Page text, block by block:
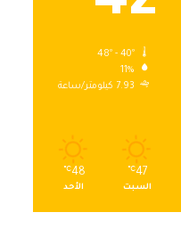
11%
7.93 كيلومتر/ساعة
47
℃
السبت
48
℃
الأحد